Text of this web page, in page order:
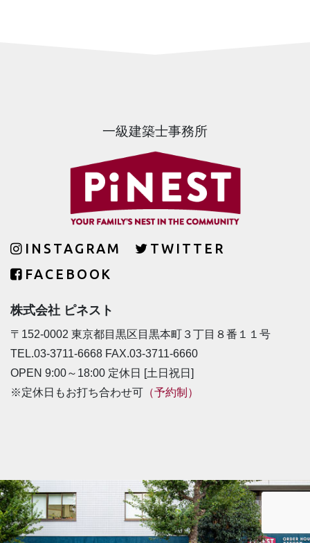
一級建築士事務所
INSTAGRAM
TWITTER
FACEBOOK
株式会社 ピネスト
〒152-0002 東京都目黒区目黒本町３丁目８番１１号
TEL.03-3711-6668 FAX.03-3711-6660
OPEN 9:00～18:00 定休日 [土日祝日]
※定休日もお打ち合わせ可 （予約制）